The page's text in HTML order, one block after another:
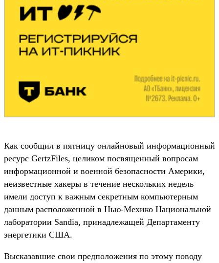
Как сообщил в пятницу онлайновый информационный
ресурс GertzFiles, целиком посвященный вопросам
информационной и военной безопасности Америки,
неизвестные хакеры в течение нескольких недель
имели доступ к важным секретным компьютерным
данным расположенной в Нью-Мехико Национальной
лаборатории Sandia, принадлежащей Департаменту
энергетики США.
Высказавшие свои предположения по этому поводу